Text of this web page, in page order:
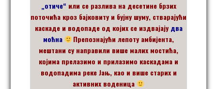
„отиче“ или се разлива на десетине брзих
поточића кроз бајковиту и бујну шуму, стварајући
каскаде и водопаде од којих се издвајају два
моћна
Препознајући лепоту амбијента,
мештани су направили више малих мостића,
којима прелазимо и прилазимо каскадама и
водопадима реке Јањ, као и више старих и
активних воденица